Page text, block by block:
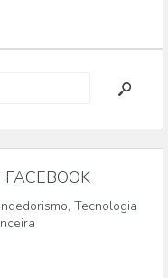
FACEBOOK
Tecnologia